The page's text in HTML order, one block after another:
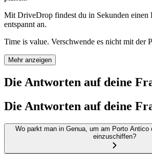
Mit DriveDrop findest du in Sekunden einen
entspannt an.
Time is value. Verschwende es nicht mit der
Mehr anzeigen
Die Antworten auf deine
Die Antworten auf deine
Wo parkt man in Genua, um am Porto Antico
einzuschiffen?